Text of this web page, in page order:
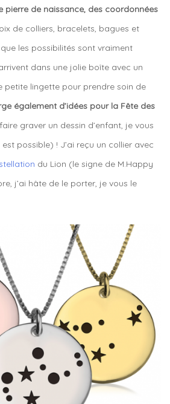
pierre de naissance, des coordonnées
de colliers, bracelets, bagues et
les possibilités sont vraiment
dans une jolie boîte avec un
petite lingette pour prendre soin de
également d’idées pour la Fête des
graver un dessin d’enfant, je vous
possible) ! J’ai reçu un collier avec
du Lion (le signe de M.Happy
j’ai hâte de le porter, je vous le